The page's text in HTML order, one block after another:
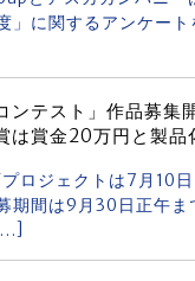
」に関するアンケー
ンテスト」作品募
賞金20万円と製品
ロジェクトは7月10
期間は9月30日正午